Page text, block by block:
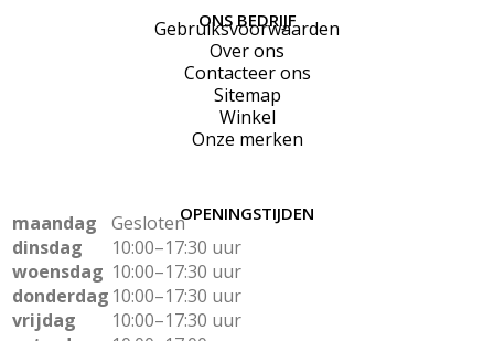
ONS BEDRIJF
Gebruiksvoorwaarden
Over ons
Contacteer ons
Sitemap
Winkel
Onze merken
OPENINGSTIJDEN
maandag
Gesloten
dinsdag
10:00–17:30 uur
woensdag 10:00–17:30 uur
donderdag 10:00–17:30 uur
vrijdag
10:00–17:30 uur